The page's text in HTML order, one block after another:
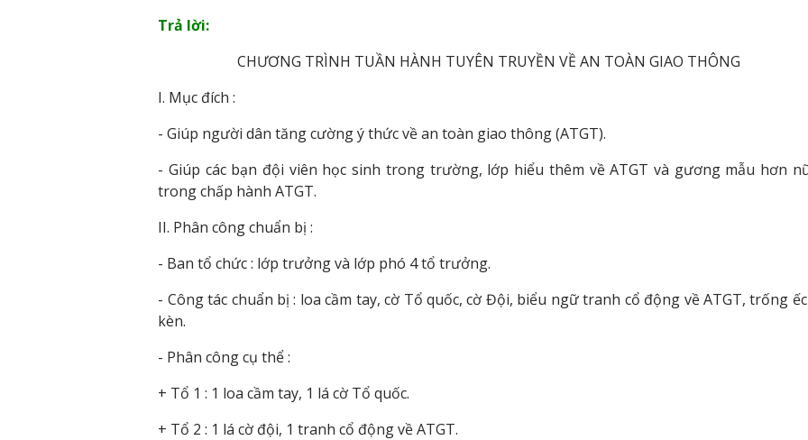
Trả lời:
CHƯƠNG TRÌNH TUẦN HÀNH TUYÊN TRUYỀN VỀ AN TOÀN GIAO THÔNG
I. Mục đích :
- Giúp người dân tăng cường ý thức về an toàn giao thông (ATGT).
- Giúp các bạn đội viên học sinh trong trường, lớp hiểu thêm về ATGT và gương mẫu hơn
trong chấp hành ATGT.
II. Phân công chuẩn bị :
- Ban tổ chức : lớp trưởng và lớp phó 4 tổ trưởng.
- Công tác chuẩn bị : loa cầm tay, cờ Tổ quốc, cờ Đội, biểu ngữ tranh cổ động về ATGT, trống
kèn.
- Phân công cụ thể :
+ Tổ 1 : 1 loa cầm tay, 1 lá cờ Tổ quốc.
+ Tổ 2 : 1 lá cờ đội, 1 tranh cổ động về ATGT.